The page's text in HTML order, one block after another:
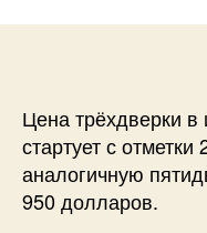
Цена трёхдверки
стартует с
аналогичную
950 долларов.